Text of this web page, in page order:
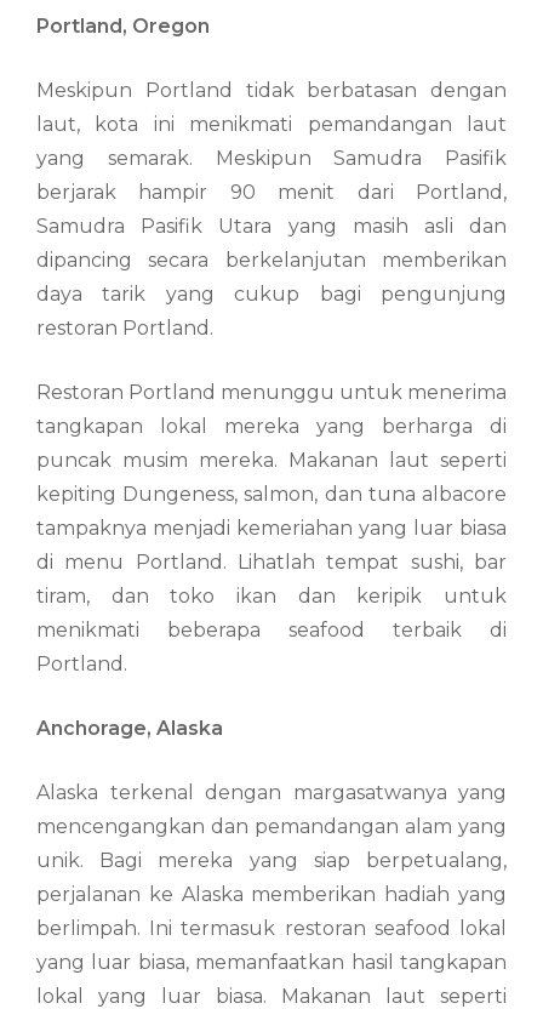
Portland, Oregon
Meskipun Portland tidak berbatasan dengan
laut, kota ini menikmati pemandangan laut
yang semarak. Meskipun Samudra Pasifik
berjarak hampir 90 menit dari Portland,
Samudra Pasifik Utara yang masih asli dan
dipancing secara berkelanjutan memberikan
daya tarik yang cukup bagi pengunjung
restoran Portland.
Restoran Portland menunggu untuk menerima
tangkapan lokal mereka yang berharga di
puncak musim mereka. Makanan laut seperti
kepiting Dungeness, salmon, dan tuna albacore
tampaknya menjadi kemeriahan yang luar biasa
di menu Portland. Lihatlah tempat sushi, bar
tiram, dan toko ikan dan keripik untuk
menikmati beberapa seafood terbaik di
Portland.
Anchorage, Alaska
Alaska terkenal dengan margasatwanya yang
mencengangkan dan pemandangan alam yang
unik. Bagi mereka yang siap berpetualang,
perjalanan ke Alaska memberikan hadiah yang
berlimpah. Ini termasuk restoran seafood lokal
yang luar biasa, memanfaatkan hasil tangkapan
lokal yang luar biasa. Makanan laut seperti